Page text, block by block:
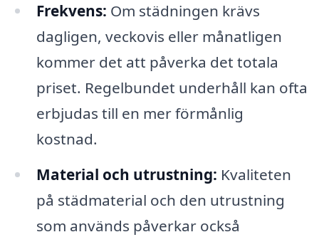
Frekvens: Om städningen krävs
dagligen, veckovis eller månatligen
kommer det att påverka det totala
priset. Regelbundet underhåll kan ofta
erbjudas till en mer förmånlig
kostnad.
Material och utrustning: Kvaliteten
på städmaterial och den utrustning
som används påverkar också